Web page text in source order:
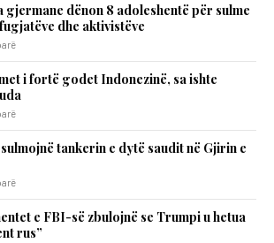
gjermane dënon 8 adoleshentë për sulme
dhe aktivistëve
i fortë godet Indonezinë, sa ishte
tankerin e dytë saudit në Gjirin e
e FBI-së zbulojnë se Trumpi u hetua
rus”